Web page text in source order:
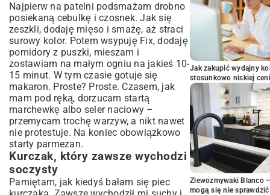
Najpierw na patelni podsmażam drobno
posiekaną cebulkę i czosnek. Jak się
zeszkli, dodaję mięso i smażę, aż straci
surowy kolor. Potem wsypuję Fix, dodaję
pomidory z puszki, mieszam i
zostawiam na małym ogniu na jakieś 10-
15 minut. W tym czasie gotuje się
makaron. Proste? Proste. Czasem, jak
mam pod ręką, dorzucam startą
marchewkę albo seler naciowy –
przemycam trochę warzyw, a nikt nawet
nie protestuje. Na koniec obowiązkowo
starty parmezan.
Kurczak, który zawsze wychodzi
soczysty
Pamiętam, jak kiedyś bałam się piec
Jak zakupić wydajny
stosunkowo niskiej
Zlewozmywaki Blanco
mogą się nie